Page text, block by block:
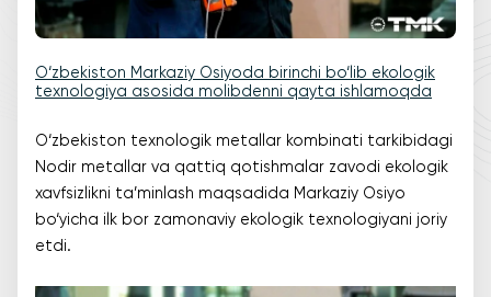
O‘zbekiston Markaziy Osiyoda birinchi bo‘lib ekologik
texnologiya asosida molibdenni qayta ishlamoqda
O‘zbekiston texnologik metallar kombinati tarkibidagi
Nodir metallar va qattiq qotishmalar zavodi ekologik
xavfsizlikni ta’minlash maqsadida Markaziy Osiyo
bo‘yicha ilk bor zamonaviy ekologik texnologiyani joriy
etdi.